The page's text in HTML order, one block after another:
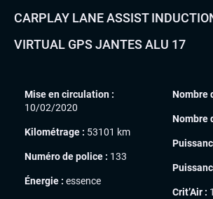
CARPLAY LANE ASSIST
VIRTUAL GPS JANTES ALU 17
Mise en circulation :
10/02/2020
Kilométrage : 53101 km
Numéro de police : 133
Énergie : essence
Nombre
Nombre
Crit’Air : 1